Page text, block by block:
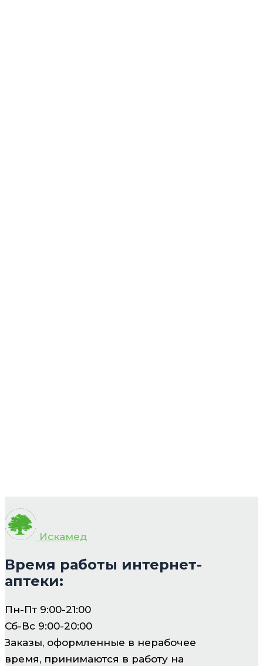
Искамед
Время работы интернет-
аптеки:
Пн-Пт 9:00-21:00
Сб-Вс 9:00-20:00
Заказы, оформленные в нерабочее
время, принимаются в работу на